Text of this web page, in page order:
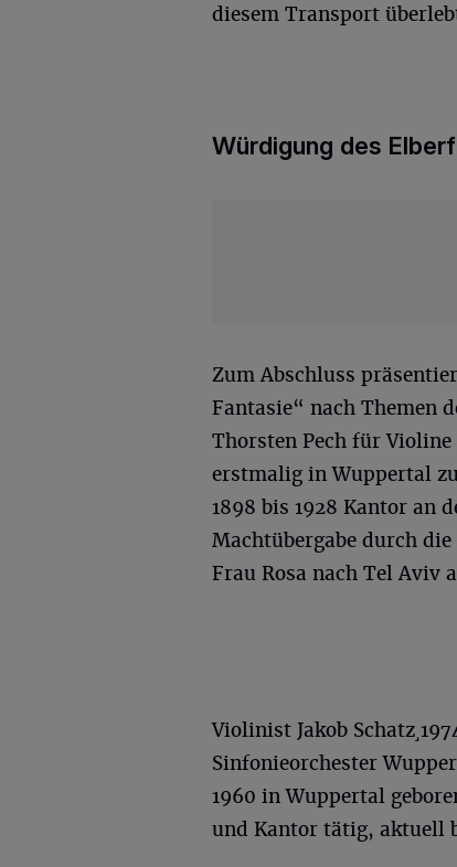
diesem Transport
Würdigung des
Zum Abschluss
Fantasie“ nach Themen
Thorsten Pech für
erstmalig in Wuppertal
1898 bis 1928 Kantor an
Machtübergabe durch
Frau Rosa nach Tel Aviv
Violinist Jakob
Sinfonieorchester
1960 in Wuppertal
und Kantor tätig, aktuell